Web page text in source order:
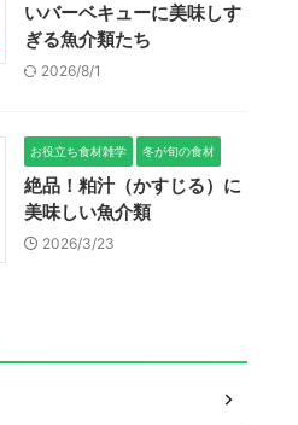
いバーベキューに美味しす
ぎる魚介類たち
2026/8/1
お役立ち食材雑学 冬が旬の食材
絶品！粕汁（かすじる）に
美味しい魚介類
2026/3/23